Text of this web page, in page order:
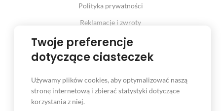
Polityka prywatności
Reklamacje i zwroty
Prawo odstąpienia od umowy
INFORMACJE
Twoje preferencje
dotyczące ciasteczek
Używamy plików cookies, aby optymalizować naszą
stronę internetową i zbierać statystyki dotyczące
korzystania z niej.